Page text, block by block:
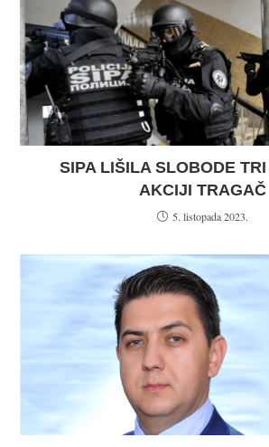
SIPA LIŠILA SLOBODE
AKCIJI TRAGAČ
5. listopada 2023.